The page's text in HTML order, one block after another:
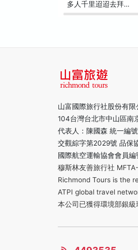
多人千里迢迢去拜…
山富國際旅行社股份有限
104台灣台北市中山區南
代表人：陳國森 統一編
交觀綜字第2029號 品保
國際航空運輸協會會員
穆斯林友善旅行社
Richmond Tours is the
ATPI global travel
本公司已獲得環境部銀